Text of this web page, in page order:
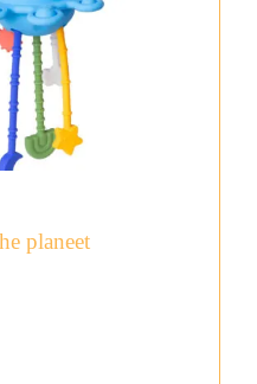
planeet